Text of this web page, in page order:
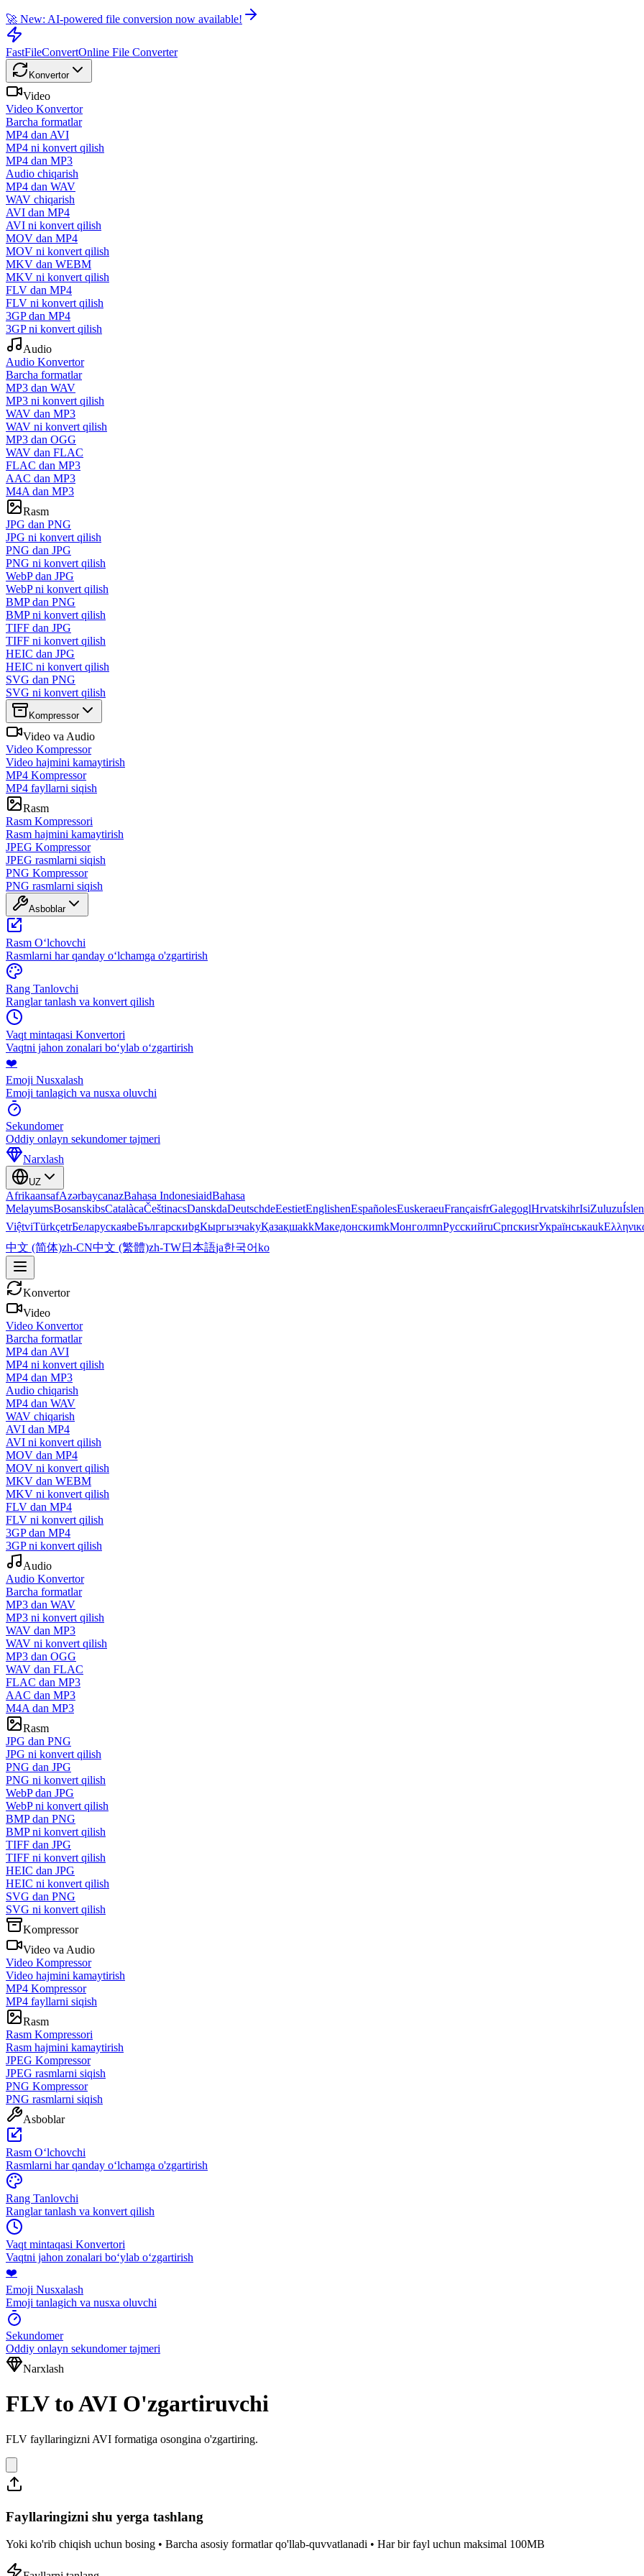
🚀 New: AI-powered file conversion now available!
FastFileConvertOnline File Converter
Konvertor
Video
Video Konvertor
Barcha formatlar
MP4 dan AVI
MP4 ni konvert qilish
MP4 dan MP3
Audio chiqarish
MP4 dan WAV
WAV chiqarish
AVI dan MP4
AVI ni konvert qilish
MOV dan MP4
MOV ni konvert qilish
MKV dan WEBM
MKV ni konvert qilish
FLV dan MP4
FLV ni konvert qilish
3GP dan MP4
3GP ni konvert qilish
Audio
Audio Konvertor
Barcha formatlar
MP3 dan WAV
MP3 ni konvert qilish
WAV dan MP3
WAV ni konvert qilish
MP3 dan OGG
WAV dan FLAC
FLAC dan MP3
AAC dan MP3
M4A dan MP3
Rasm
JPG dan PNG
JPG ni konvert qilish
PNG dan JPG
PNG ni konvert qilish
WebP dan JPG
WebP ni konvert qilish
BMP dan PNG
BMP ni konvert qilish
TIFF dan JPG
TIFF ni konvert qilish
HEIC dan JPG
HEIC ni konvert qilish
SVG dan PNG
SVG ni konvert qilish
Kompressor
Video va Audio
Video Kompressor
Video hajmini kamaytirish
MP4 Kompressor
MP4 fayllarni siqish
Rasm
Rasm Kompressori
Rasm hajmini kamaytirish
JPEG Kompressor
JPEG rasmlarni siqish
PNG Kompressor
PNG rasmlarni siqish
Asboblar
Rasm Oʻlchovchi
Rasmlarni har qanday oʻlchamga o'zgartirish
Rang Tanlovchi
Ranglar tanlash va konvert qilish
Vaqt mintaqasi Konvertori
Vaqtni jahon zonalari boʻylab oʻzgartirish
❤️
Emoji Nusxalash
Emoji tanlagich va nusxa oluvchi
Sekundomer
Oddiy onlayn sekundomer tajmeri
Narxlash
UZ
AfrikaansafAzərbaycanazBahasa IndonesiaidBahasa
MelayumsBosanskibsCatalàcaČeštinacsDanskdaDeutschdeEestietEnglishenEspañolesEuskeraeuFrançaisfrGalegoglHrvatskihrIsiZuluzu
ViệtviTürkçetrБеларускаяbeБългарскиbgКыргызчаkyҚазақшаkkМакедонскиmkМонголmnРусскийruСрпскиsrУкраїнськаuk
中文 (简体)zh-CN中文 (繁體)zh-TW日本語ja한국어ko
Konvertor
Video
Video Konvertor
Barcha formatlar
MP4 dan AVI
MP4 ni konvert qilish
MP4 dan MP3
Audio chiqarish
MP4 dan WAV
WAV chiqarish
AVI dan MP4
AVI ni konvert qilish
MOV dan MP4
MOV ni konvert qilish
MKV dan WEBM
MKV ni konvert qilish
FLV dan MP4
FLV ni konvert qilish
3GP dan MP4
3GP ni konvert qilish
Audio
Audio Konvertor
Barcha formatlar
MP3 dan WAV
MP3 ni konvert qilish
WAV dan MP3
WAV ni konvert qilish
MP3 dan OGG
WAV dan FLAC
FLAC dan MP3
AAC dan MP3
M4A dan MP3
Rasm
JPG dan PNG
JPG ni konvert qilish
PNG dan JPG
PNG ni konvert qilish
WebP dan JPG
WebP ni konvert qilish
BMP dan PNG
BMP ni konvert qilish
TIFF dan JPG
TIFF ni konvert qilish
HEIC dan JPG
HEIC ni konvert qilish
SVG dan PNG
SVG ni konvert qilish
Kompressor
Video va Audio
Video Kompressor
Video hajmini kamaytirish
MP4 Kompressor
MP4 fayllarni siqish
Rasm
Rasm Kompressori
Rasm hajmini kamaytirish
JPEG Kompressor
JPEG rasmlarni siqish
PNG Kompressor
PNG rasmlarni siqish
Asboblar
Rasm Oʻlchovchi
Rasmlarni har qanday oʻlchamga o'zgartirish
Rang Tanlovchi
Ranglar tanlash va konvert qilish
Vaqt mintaqasi Konvertori
Vaqtni jahon zonalari boʻylab oʻzgartirish
❤️
Emoji Nusxalash
Emoji tanlagich va nusxa oluvchi
Sekundomer
Oddiy onlayn sekundomer tajmeri
Narxlash
FLV to AVI O'zgartiruvchi
FLV fayllaringizni AVI formatiga osongina o'zgartiring.
Fayllaringizni shu yerga tashlang
Yoki ko'rib chiqish uchun bosing • Barcha asosiy formatlar qo'llab-quvvatlanadi • Har bir fayl uchun maksimal 100MB